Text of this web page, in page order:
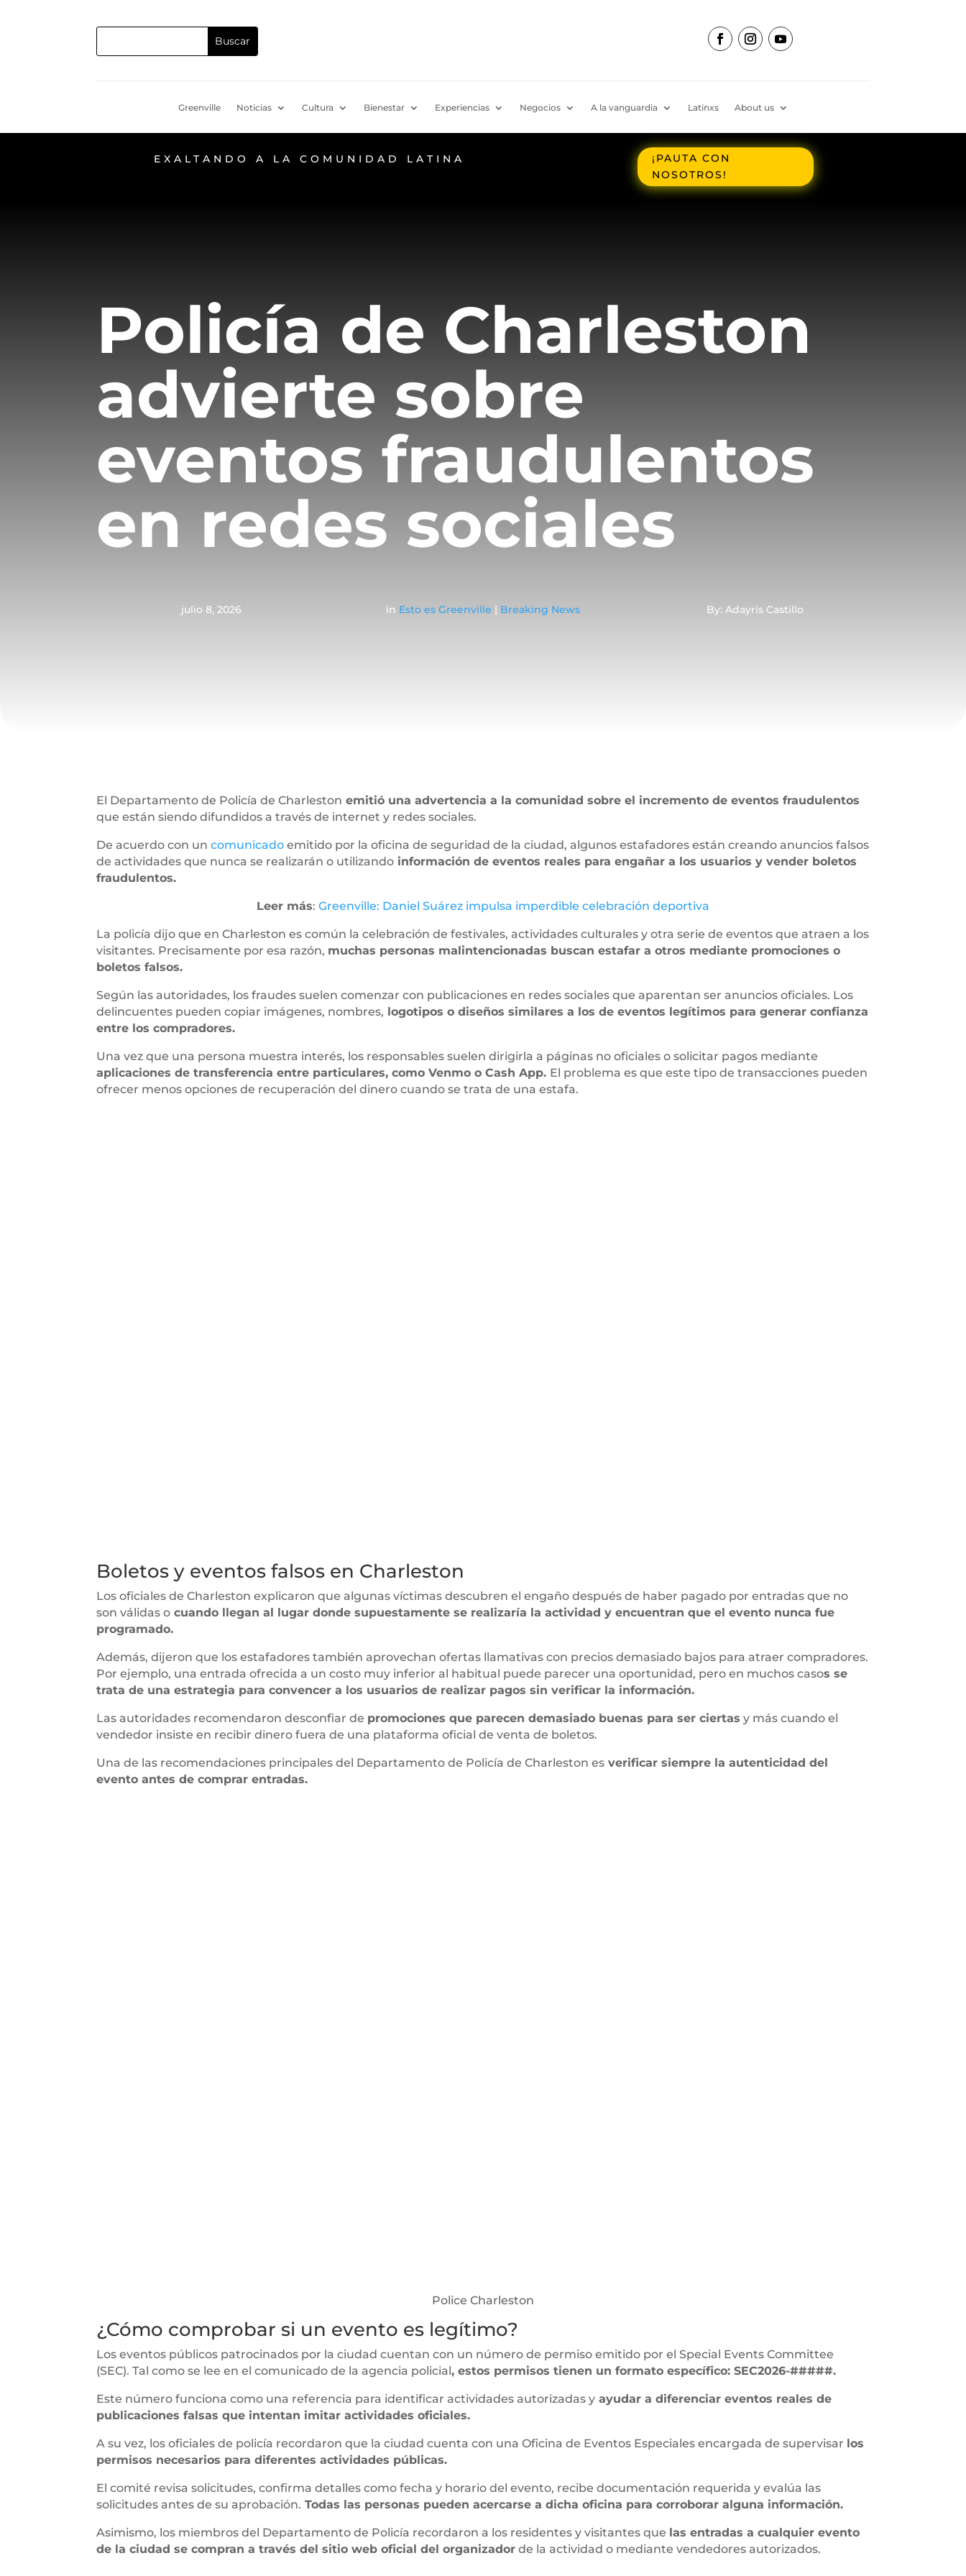
Greenville Noticias Cultura Bienestar Experiencias Negocios A la vanguardia Latinxs About us
EXALTANDO A LA COMUNIDAD LATINA
¡PAUTA CON
NOSOTROS!
Policía de Charleston
advierte sobre
eventos fraudulentos
en redes sociales
julio 8, 2026 in Esto es Greenville | Breaking News By: Adayris Castillo
El Departamento de Policía de Charleston emitió una advertencia a la comunidad sobre el incremento de eventos fraudulentos
que están siendo difundidos a través de internet y redes sociales.
De acuerdo con uncomunicado emitido por la oficina de seguridad de la ciudad, algunos estafadores están creando anuncios falsos
de actividades que nunca se realizarán o utilizando información de eventos reales para engañar a los usuarios y vender boletos
fraudulentos.
Leer más: Greenville: Daniel Suárez impulsa imperdible celebración deportiva
La policía dijo que en Charleston es común la celebración de festivales, actividades culturales y otra serie de eventos que atraen a los
visitantes. Precisamente por esa razón, muchas personas malintencionadas buscan estafar a otros mediante promociones o
boletos falsos.
Según las autoridades, los fraudes suelen comenzar con publicaciones en redes sociales que aparentan ser anuncios oficiales. Los
delincuentes pueden copiar imágenes, nombres, logotipos o diseños similares a los de eventos legítimos para generar confianza
entre los compradores.
Una vez que una persona muestra interés, los responsables suelen dirigirla a páginas no oficiales o solicitar pagos mediante
aplicaciones de transferencia entre particulares, como Venmo o Cash App. El problema es que este tipo de transacciones pueden
ofrecer menos opciones de recuperación del dinero cuando se trata de una estafa.
Boletos y eventos falsos en Charleston
Los oficiales de Charleston explicaron que algunas víctimas descubren el engaño después de haber pagado por entradas que no
son válidas o cuando llegan al lugar donde supuestamente se realizaría la actividad y encuentran que el evento nunca fue
programado.
Además, dijeron que los estafadores también aprovechan ofertas llamativas con precios demasiado bajos para atraer compradores.
Por ejemplo, una entrada ofrecida a un costo muy inferior al habitual puede parecer una oportunidad, pero en muchos casos se
trata de una estrategia para convencer a los usuarios de realizar pagos sin verificar la información.
Las autoridades recomendaron desconfiar de promociones que parecen demasiado buenas para ser ciertas y más cuando el
vendedor insiste en recibir dinero fuera de una plataforma oficial de venta de boletos.
Una de las recomendaciones principales del Departamento de Policía de Charleston es verificar siempre la autenticidad del
evento antes de comprar entradas.
Police Charleston
¿Cómo comprobar si un evento es legítimo?
Los eventos públicos patrocinados por la ciudad cuentan con un número de permiso emitido por el Special Events Committee
(SEC). Tal como se lee en el comunicado de la agencia policial, estos permisos tienen un formato específico: SEC2026-#####.
Este número funciona como una referencia para identificar actividades autorizadas y ayudar a diferenciar eventos reales de
publicaciones falsas que intentan imitar actividades oficiales.
A su vez, los oficiales de policía recordaron que la ciudad cuenta con una Oficina de Eventos Especiales encargada de supervisar los
permisos necesarios para diferentes actividades públicas.
El comité revisa solicitudes, confirma detalles como fecha y horario del evento, recibe documentación requerida y evalúa las
solicitudes antes de su aprobación. Todas las personas pueden acercarse a dicha oficina para corroborar alguna información.
Asimismo, los miembros del Departamento de Policía recordaron a los residentes y visitantes que las entradas a cualquier evento
de la ciudad se compran a través del sitio web oficial del organizador de la actividad o mediante vendedores autorizados.